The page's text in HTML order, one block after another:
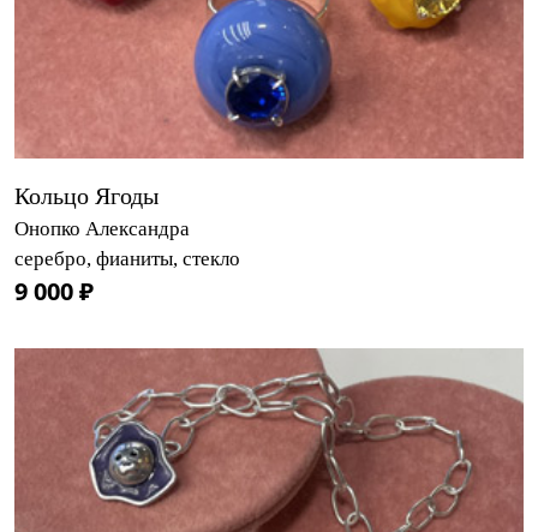
Кольцо Ягоды
Онопко Александра
серебро, фианиты, стекло
9 000 ₽